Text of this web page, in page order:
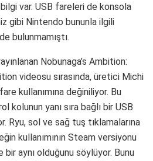
var. USB fareleri de konsola
gibi Nintendo bununla ilgili
bulunmamıştı.
Nobunaga’s Ambition:
videosu sırasında, üretici Michi
kullanımına değiniliyor. Bu
kolunun yanı sıra bağlı bir USB
Ryu, sol ve sağ tuş tıklamalarına
kullanımının Steam versiyonu
bir aynı olduğunu söylüyor. Bunu